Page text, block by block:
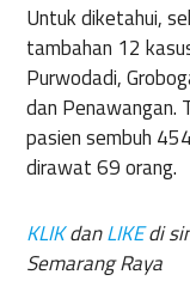
Untuk diketahui,
tambahan 12
Purwodadi,
dan Penawangan.
pasien sembuh
dirawat 69 orang.
KLIKdanLIKEdi
Semarang Raya